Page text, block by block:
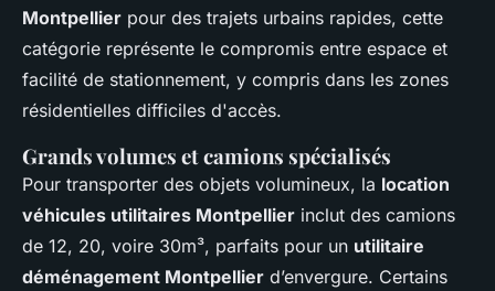
Montpellier pour des trajets urbains rapides, cette
catégorie représente le compromis entre espace et
facilité de stationnement, y compris dans les zones
résidentielles difficiles d'accès.
Grands volumes et camions spécialisés
Pour transporter des objets volumineux, la location
véhicules utilitaires Montpellier inclut des camions
de 12, 20, voire 30m³, parfaits pour un utilitaire
déménagement Montpellier d’envergure. Certains